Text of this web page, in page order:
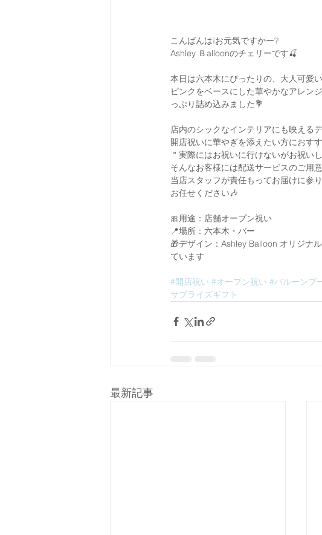
こんばんは❕お元気ですかー❔
Ashley Ｂalloonのチェリーです🍒
本日は六本木にぴったりの、大人可愛
ピンクをベースにした華やかなアレン
っぷり詰め込みました💐
店内のシックなインテリアにも映える
開店祝いに華やぎを添えたい方におすす
＂実際にはお祝いに行けないがお祝い
そんなお客様には配送サービスのご用意
当店スタッフが責任もってお届けに参
お任せください🎶
🎀用途：店舗オープン祝い
📍場所：六本木・バー
🎁デザイン：Ashley Balloon オリジナ
ています
#開店祝い #オープン祝い #バルーンブ
サプライズギフト
最新記事